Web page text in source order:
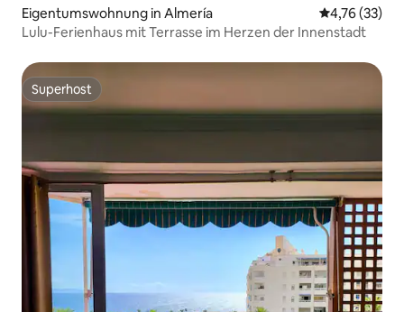
Eigentumswohnung in Almería
4,76 (33)
Lulu-Ferienhaus mit Terrasse im Herzen der Innenstadt
Superhost
Superhost